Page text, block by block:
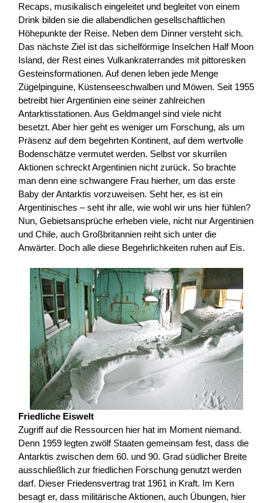
Recaps, musikalisch eingeleitet und begleitet von einem
Drink bilden sie die allabendlichen gesellschaftlichen
Höhepunkte der Reise. Neben dem Dinner versteht sich.
Das nächste Ziel ist das sichelförmige Inselchen Half Moon
Island, der Rest eines Vulkankraterrandes mit pittoresken
Gesteinsformationen. Auf denen leben jede Menge
Zügelpinguine, Küstenseeschwalben und Möwen. Seit 1955
betreibt hier Argentinien eine seiner zahlreichen
Antarktisstationen. Aus Geldmangel sind viele nicht
besetzt. Aber hier geht es weniger um Forschung, als um
Präsenz auf dem begehrten Kontinent, auf dem wertvolle
Bodenschätze vermutet werden. Selbst vor skurrilen
Aktionen schreckt Argentinien nicht zurück. So brachte
man denn eine schwangere Frau hierher, um das erste
Baby der Antarktis vorzuweisen. Seht her, es ist ein
Argentinisches – seht ihr alle, wie wohl wir uns hier fühlen?
Nun, Gebietsansprüche erheben viele, nicht nur Argentinien
und Chile, auch Großbritannien reiht sich unter die
Anwärter. Doch alle diese Begehrlichkeiten ruhen auf Eis.
Friedliche Eiswelt
Zugriff auf die Ressourcen hier hat im Moment niemand.
Denn 1959 legten zwölf Staaten gemeinsam fest, dass die
Antarktis zwischen dem 60. und 90. Grad südlicher Breite
ausschließlich zur friedlichen Forschung genutzt werden
darf. Dieser Friedensvertrag trat 1961 in Kraft. Im Kern
besagt er, dass militärische Aktionen, auch Übungen, hier